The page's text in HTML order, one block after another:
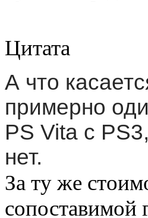
Цитата
А что
примерно
PS Vita с
нет.
За ту же
сопоставимой